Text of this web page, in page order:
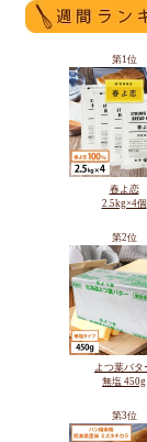
第1位
春よ恋
2.5kg×4個
第2位
よつ葉バタ
無塩 450g
第3位